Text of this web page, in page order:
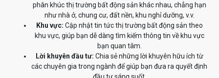
phân khúc thị trường bất động sản khác nhau, chẳng hạn
như nhà ở, chung cư, đất nền, khu nghỉ dưỡng, v.v.
Khu vực: Cập nhật tin tức thị trường bất động sản theo
khu vực, giúp bạn dễ dàng tìm kiếm thông tin về khu vực
bạn quan tâm.
Lời khuyên đầu tư: Chia sẻ những lời khuyên hữu ích từ
các chuyên gia trong ngành để giúp bạn đưa ra quyết định